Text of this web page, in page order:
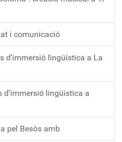
i comunicació
d’immersió lingüística a La
d’immersió lingüística a
pel Besòs amb